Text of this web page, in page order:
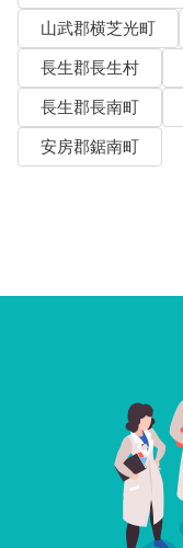
山武郡横芝光町
長生郡長生村
長生郡長南町
安房郡鋸南町